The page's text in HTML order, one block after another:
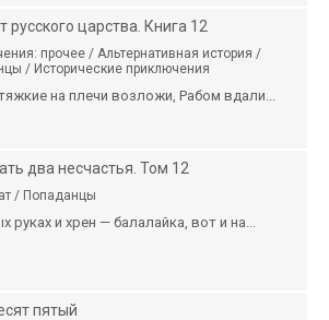
русского царства. Книга 12
прочее / Альтернативная история /
/ Исторические приключения
на плечи возложи, Рабом вдали...
два несчастья. Том 12
/ Попаданцы
руках и хрен — балалайка, вот и на...
пятый